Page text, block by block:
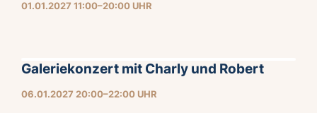
01.01.2027 11:00–20:00 UHR
06.01.2027 20:00–22:00 UHR
Galeriekonzert mit Charly und Robert